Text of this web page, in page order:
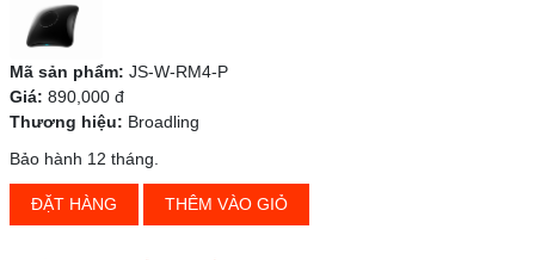
Mã sản phẩm: JS-W-RM4-P
Giá: 890,000 đ
Thương hiệu: Broadling
Bảo hành 12 tháng.
ĐẶT HÀNG THÊM VÀO GIỎ